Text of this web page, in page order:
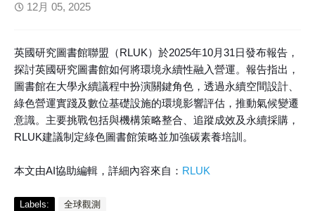
12月 05, 2025
英國研究圖書館聯盟（RLUK）於2025年10月31日發布報告，
探討英國研究圖書館如何將環境永續性融入營運。報告指出，
圖書館在大學永續議程中扮演關鍵角色，透過永續空間設計、
綠色營運實踐及數位基礎設施的環境影響評估，推動氣候變遷
意識。主要挑戰包括與機構策略整合、追蹤成效及永續採購，
RLUK建議制定綠色圖書館策略並加強碳素養培訓。
本文由AI協助編輯，詳細內容來自： RLUK
Labels: 全球觀測